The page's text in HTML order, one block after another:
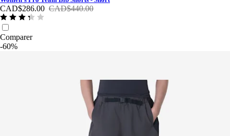
CAD$286.00 CAD$440.00
Comparer
-60%